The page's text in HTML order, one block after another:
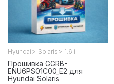
Hyundai > Solaris > 1.6 i
Прошивка GGRB-
ENU6PS01C00_E2 для
Hyundai Solaris